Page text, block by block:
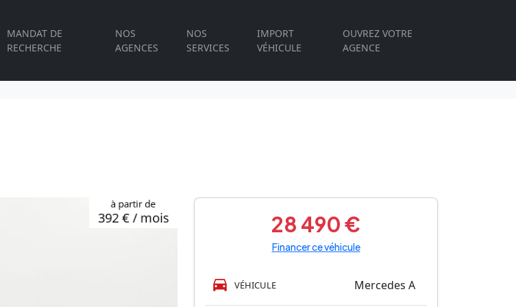
MANDAT DE
RECHERCHE
NOS
AGENCES
NOS
SERVICES
IMPORT
VÉHICULE
OUVREZ VOTRE
AGENCE
28 490 €
Financer ce véhicule
VÉHICULE Mercedes A